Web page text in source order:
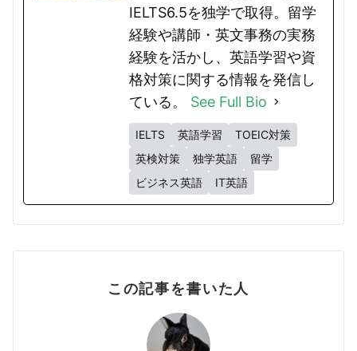
IELTS6.5を独学で取得。留学
経験や講師・英文事務の実務
経験を活かし、英語学習や資
格対策に関する情報を発信し
ている。 See Full Bio
IELTS 英語学習
TOEIC対策
英検対策
独学英語
留学
ビジネス英語
IT英語
この記事を書いた人